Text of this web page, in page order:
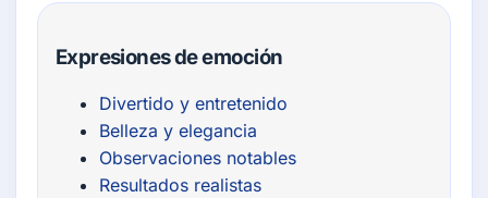
Expresiones de emoción
Divertido y entretenido
Belleza y elegancia
Observaciones notables
Resultados realistas